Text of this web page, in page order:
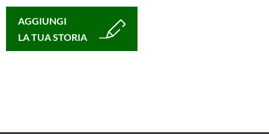
AGGIUNGI
LA TUA STORIA